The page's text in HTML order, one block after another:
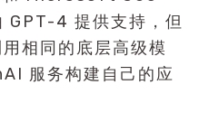
4 提供支持，但
相同的底层高级模
服务构建自己的应